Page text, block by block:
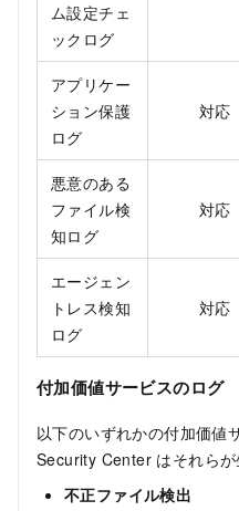
ム設定チェ
ックログ
アプリケー
ション保護
ログ
対応
悪意のある
ファイル検
知ログ
対応
エージェン
トレス検知
ログ
対応
付加価値サービスのログ
以下のいずれかの付加価値
Security Center はそれらが
不正ファイル検出